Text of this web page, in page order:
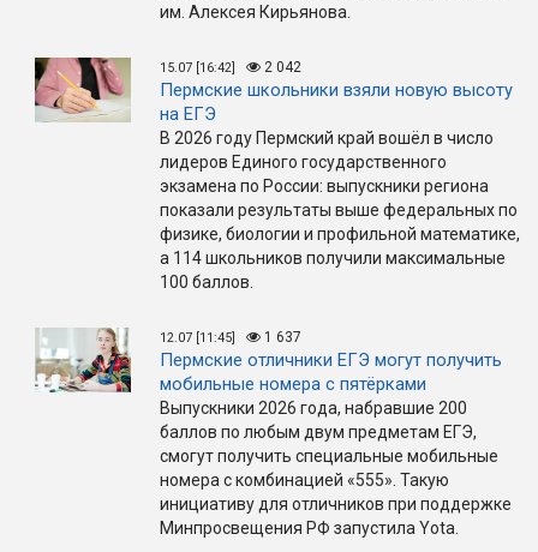
им. Алексея Кирьянова.
15.07 [16:42] 2 042
Пермские школьники взяли новую высоту
на ЕГЭ
В 2026 году Пермский край вошёл в число
лидеров Единого государственного
экзамена по России: выпускники региона
показали результаты выше федеральных по
физике, биологии и профильной математике,
а 114 школьников получили максимальные
100 баллов.
12.07 [11:45] 1 637
Пермские отличники ЕГЭ могут получить
мобильные номера с пятёрками
Выпускники 2026 года, набравшие 200
баллов по любым двум предметам ЕГЭ,
смогут получить специальные мобильные
номера с комбинацией «555». Такую
инициативу для отличников при поддержке
Минпросвещения РФ запустила Yota.